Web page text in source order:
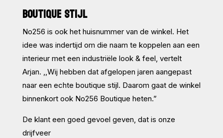
BOUTIQUE STIJL
No256 is ook het huisnummer van de winkel. Het
idee was indertijd om die naam te koppelen aan een
interieur met een industriële look & feel, vertelt
Arjan. ,,Wij hebben dat afgelopen jaren aangepast
naar een echte boutique stijl. Daarom gaat de winkel
binnenkort ook No256 Boutique heten.”
De klant een goed gevoel geven, dat is onze
drijfveer